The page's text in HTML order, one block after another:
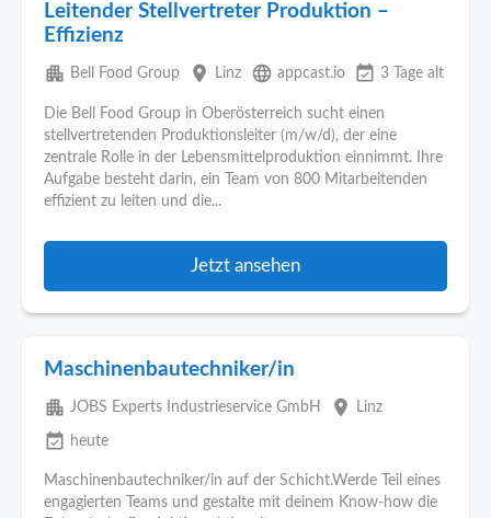
Leitender Stellvertreter Produktion –
Effizienz
apartment Bell Food Group place Linz language appcast.io event_available 3 Tage alt
Die Bell Food Group in Oberösterreich sucht einen
stellvertretenden Produktionsleiter (m/w/d), der eine
zentrale Rolle in der Lebensmittelproduktion einnimmt. Ihre
Aufgabe besteht darin, ein Team von 800 Mitarbeitenden
effizient zu leiten und die...
Jetzt ansehen
Maschinenbautechniker/in
apartment JOBS Experts Industrieservice GmbH place Linz
event_available heute
Maschinenbautechniker/in auf der Schicht.Werde Teil eines
engagierten Teams und gestalte mit deinem Know-how die